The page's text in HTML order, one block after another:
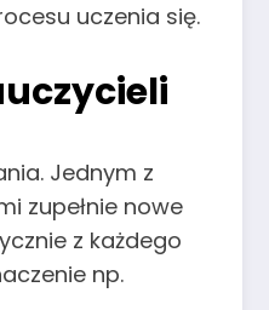
uczenia się.
Jednym z
zupełnie nowe
z każdego
np.